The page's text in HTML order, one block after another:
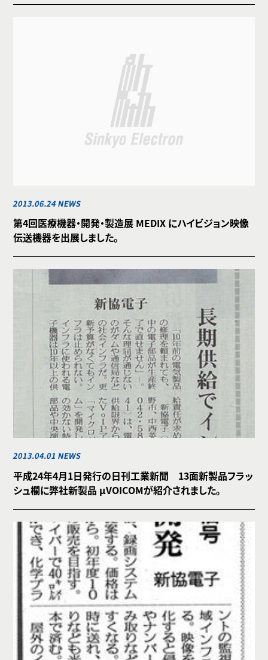
2013.06.24 NEWS
第4回医療機器・開発・製造展 MEDIX にハイビジョン映像
伝送機器を出展しました。
2013.04.01 NEWS
平成24年4月1日発行の日刊工業新聞 13面新製品フラッ
シュ欄に弊社新製品 μVOICOMが紹介されました。